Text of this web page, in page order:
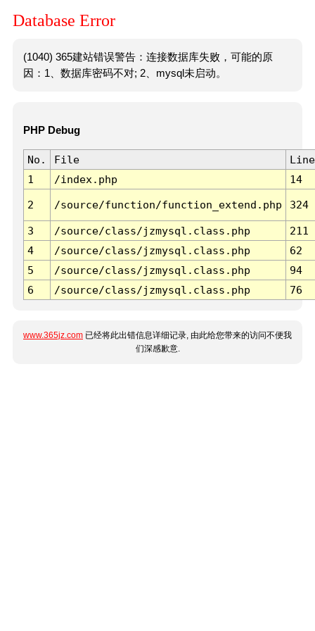
Database Error
(1040) 365建站错误警告：连接数据库失败，可能的原
因：1、数据库密码不对; 2、mysql未启动。
PHP Debug
No. File
Line
1
/index.php 14
2 /source/function/function_extend.php 324
3 /source/class/jzmysql.class.php
211
4
/source/class/jzmysql.class.php
62
5
/source/class/jzmysql.class.php
94
6
/source/class/jzmysql.class.php 76
www.365jz.com 已经将此出错信息详细记录, 由此给您带来的访问不便我
们深感歉意.